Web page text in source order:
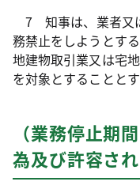
7 知事は、業者又
務禁止をしようとす
地建物取引業又は宅
を対象とすることとす
（業務停止期
為及び許容され